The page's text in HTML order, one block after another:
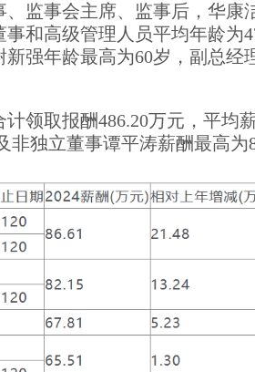
监事会主席、监事后，华康
和高级管理人员平均年龄为
强年龄最高为60岁，副总经
领取报酬486.20万元，平均
独立董事谭平涛薪酬最高为